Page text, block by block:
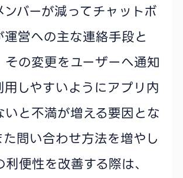
ンバーが減ってチャットボ
運営への主な連絡手段と
その変更をユーザーへ通知
用しやすいようにアプリ内
いと不満が増える要因とな
た問い合わせ方法を増やし
便性を改善する際は、